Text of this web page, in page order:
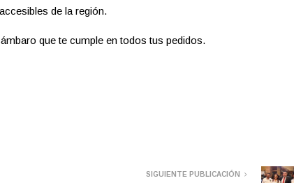
de la región.
que te cumple en todos tus pedidos.
SIGUIENTE PUBLICACIÓN